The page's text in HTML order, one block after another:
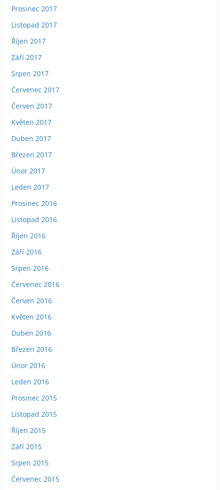
Prosinec 2017
Listopad 2017
Říjen 2017
Září 2017
Srpen 2017
Červenec 2017
Červen 2017
Květen 2017
Duben 2017
Březen 2017
Únor 2017
Leden 2017
Prosinec 2016
Listopad 2016
Říjen 2016
Září 2016
Srpen 2016
Červenec 2016
Červen 2016
Květen 2016
Duben 2016
Březen 2016
Únor 2016
Leden 2016
Prosinec 2015
Listopad 2015
Říjen 2015
Září 2015
Srpen 2015
Červenec 2015